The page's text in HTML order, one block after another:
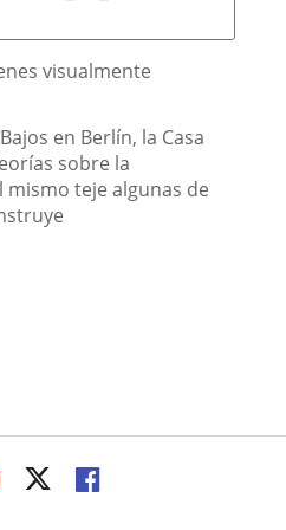
visualmente
en Berlín, la Casa
sobre la
teje algunas de
ENLACEENLACEENLACE